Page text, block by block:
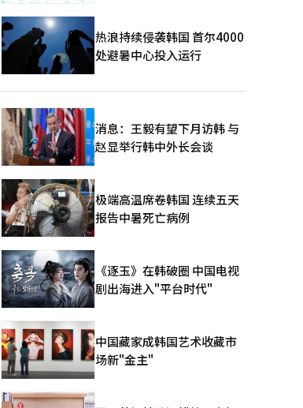
热浪持续侵袭韩国 首尔4000
处避暑中心投入运行
消息：王毅有望下月访韩 与
赵显举行韩中外长会谈
极端高温席卷韩国 连续五天
报告中暑死亡病例
《逐玉》在韩破圈 中国电视
剧出海进入"平台时代"
中国藏家成韩国艺术收藏市
场新"金主"